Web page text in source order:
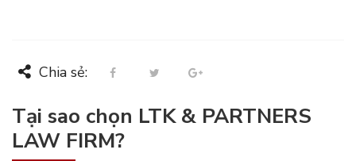
Chia sẻ:
Tại sao chọn LTK & PARTNERS
LAW FIRM?